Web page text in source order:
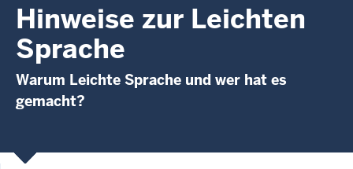
Hinweise zur Leichten
Sprache
Warum Leichte Sprache und wer hat es
gemacht?